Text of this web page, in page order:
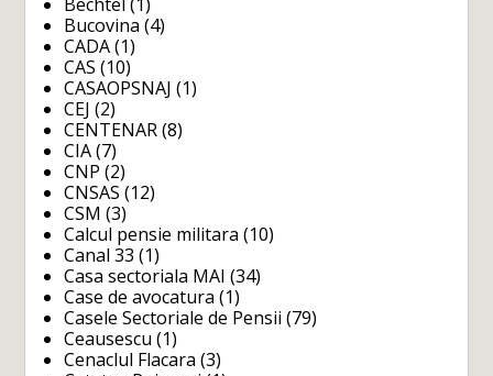
Bucovina (4)
CADA (1)
CAS (10)
CASAOPSNAJ (1)
CEJ (2)
CENTENAR (8)
CIA (7)
CNP (2)
CNSAS (12)
CSM (3)
Calcul pensie militara (10)
Canal 33 (1)
Casa sectoriala MAI (34)
Case de avocatura (1)
Casele Sectoriale de Pensii (79)
Ceausescu (1)
Cenaclul Flacara (3)